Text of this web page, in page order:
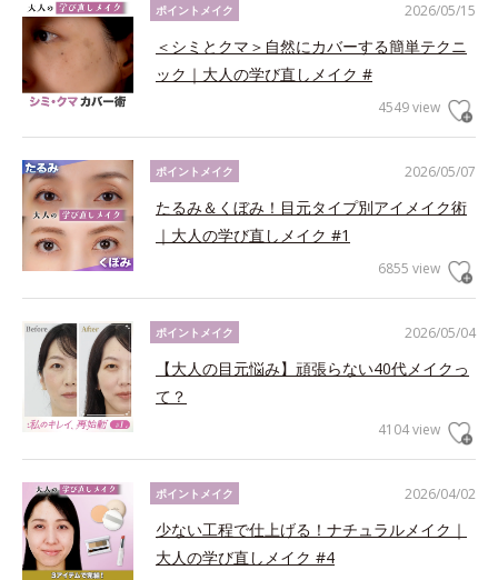
2026/05/15
ポイントメイク
＜シミとクマ＞自然にカバーする簡単テクニ
ック｜大人の学び直しメイク #
4549 view
2026/05/07
ポイントメイク
たるみ＆くぼみ！目元タイプ別アイメイク術
｜大人の学び直しメイク #1
6855 view
2026/05/04
ポイントメイク
【大人の目元悩み】頑張らない40代メイクっ
て？
4104 view
2026/04/02
ポイントメイク
少ない工程で仕上げる！ナチュラルメイク｜
大人の学び直しメイク #4